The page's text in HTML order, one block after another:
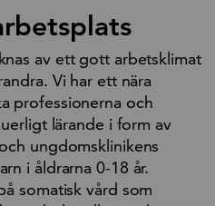
av ett gott arbetsklimat
Vi har ett nära
professionerna och
lärande i form av
ungdomsklinikens
i åldrarna 0-18 år.
somatisk vård som